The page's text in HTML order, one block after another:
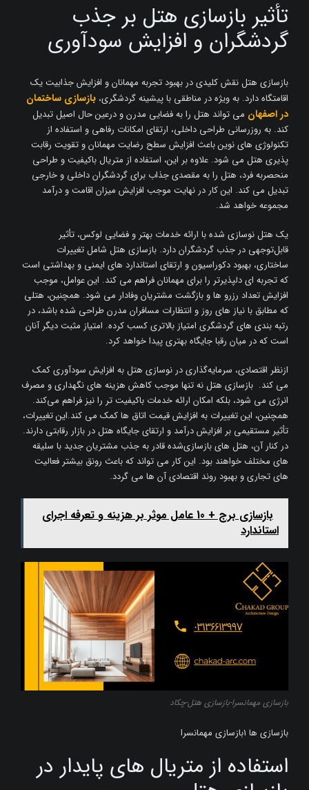
تأثیر بازسازی هتل بر جذب
گردشگران و افزایش سودآوری
بازسازی هتل نقش کلیدی در بهبود تجربه مهمانان و افزایش جذابیت یک
اقامتگاه دارد. به ‌ویژه در مناطقی با پیشینه گردشگری، بازسازی ساختمان
در اصفهان می ‌تواند هتل را به فضایی مدرن و درعین‌ حال اصیل تبدیل
کند. به ‌روزرسانی طراحی داخلی، ارتقای امکانات رفاهی و استفاده از
تکنولوژی ‌های نوین باعث افزایش سطح رضایت مهمانان و تقویت رقابت
‌پذیری هتل می‌ شود. علاوه بر این، استفاده از متریال باکیفیت و طراحی
منحصربه ‌فرد، هتل را به مقصدی جذاب برای گردشگران داخلی و خارجی
تبدیل می ‌کند. این کار در نهایت موجب افزایش میزان اقامت و درآمد
مجموعه خواهد شد.
یک هتل نوسازی‌ شده با ارائه خدمات بهتر و فضایی لوکس، تأثیر
قابل‌توجهی در جذب گردشگران دارد. بازسازی هتل شامل تغییرات
ساختاری، بهبود دکوراسیون و ارتقای استاندارد های ایمنی و بهداشتی است
که تجربه ‌ای دلپذیرتر را برای مهمانان فراهم می ‌کند. این عوامل، موجب
افزایش تعداد رزرو ها و بازگشت مشتریان وفادار می ‌شود. همچنین، هتلی
که مطابق با نیاز های روز و انتظارات مسافران مدرن طراحی شده باشد، در
رتبه ‌بندی ‌های گردشگری امتیاز بالاتری کسب کرده. امتیاز مثبت دیگر آنان
است که در میان رقبا جایگاه بهتری پیدا خواهد کرد.
ازنظر اقتصادی، سرمایه‌گذاری در نوسازی هتل به افزایش سودآوری کمک
می‌ کند. بازسازی هتل نه ‌تنها موجب کاهش هزینه‌ های نگهداری و مصرف
انرژی می ‌شود، بلکه امکان ارائه خدمات باکیفیت ‌تر را نیز فراهم می‌کند.
همچنین، این تغییرات به افزایش قیمت اتاق ‌ها کمک می ‌کند.این تغییرات،
تأثیر مستقیمی بر افزایش درآمد و ارتقای جایگاه هتل در بازار رقابتی دارند.
در کنار آن، هتل ‌های بازسازی‌شده قادر به جذب مشتریان جدید با سلیقه‌
های مختلف خواهند بود. این کار می تواند که باعث رونق بیشتر فعالیت‌
های تجاری و بهبود روند اقتصادی آن‌ ها می ‌گردد.
بازسازی برج + 10 عامل موثر بر هزینه و تعرفه اجرای
استاندارد
بازسازی مهمانسرا-بازسازی هتل-چکاد
بازسازی ها 1بازسازی مهمانسرا
استفاده از متریال‌ های پایدار در